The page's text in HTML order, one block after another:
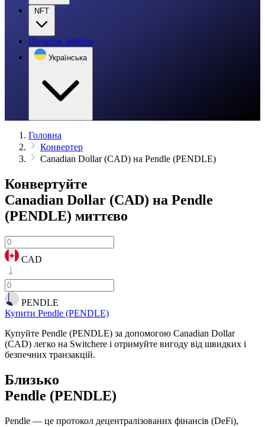
NFT
Початок роботи
Українська
Головна
Конвертер
Canadian Dollar (CAD) на Pendle (PENDLE)
Конвертуйте
Canadian Dollar (CAD) на Pendle
(PENDLE) миттєво
CAD
PENDLE
Купити Pendle (PENDLE)
Купуйте Pendle (PENDLE) за допомогою Canadian Dollar
(CAD) легко на Switchere і отримуйте вигоду від швидких і
безпечних транзакцій.
Близько
Pendle (PENDLE)
Pendle — це протокол децентралізованих фінансів (DeFi),